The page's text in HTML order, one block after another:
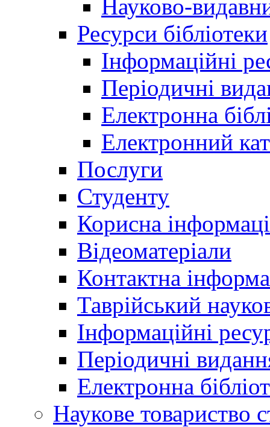
Науково-
Ресурси бібліотеки
Інформаційні
Періодичні
Електронна
Електронний
Послуги
Студенту
Корисна
Відеоматеріали
Контактна
Таврійський
Інформаційні
Періодичні
Електронна
Наукове товариство